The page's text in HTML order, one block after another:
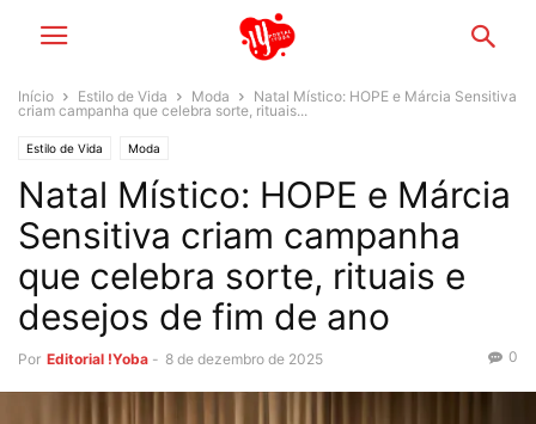
Início Estilo de Vida Moda
Natal Místico: HOPE e Márcia Sensitiva
criam campanha que celebra sorte, rituais...
Estilo de Vida Moda
Natal Místico: HOPE e Márcia
Sensitiva criam campanha
que celebra sorte, rituais e
desejos de fim de ano
Por Editorial !Yoba - 8 de dezembro de 2025 0